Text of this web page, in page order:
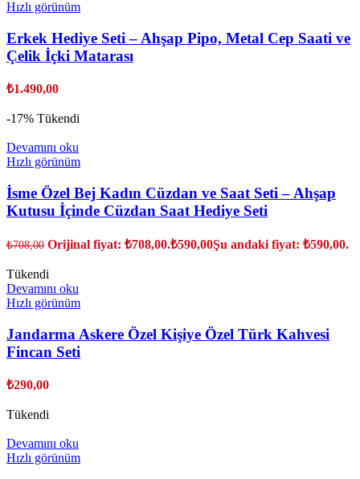
Hızlı görünüm
Erkek Hediye Seti – Ahşap Pipo, Metal Cep Saati ve
Çelik İçki Matarası
₺1.490,00
-17% Tükendi
Devamını oku
Hızlı görünüm
İsme Özel Bej Kadın Cüzdan ve Saat Seti – Ahşap
Kutusu İçinde Cüzdan Saat Hediye Seti
₺708,00 Orijinal fiyat: ₺708,00.₺590,00Şu andaki fiyat: ₺590,00.
Tükendi
Devamını oku
Hızlı görünüm
Jandarma Askere Özel Kişiye Özel Türk Kahvesi
Fincan Seti
₺290,00
Tükendi
Devamını oku
Hızlı görünüm